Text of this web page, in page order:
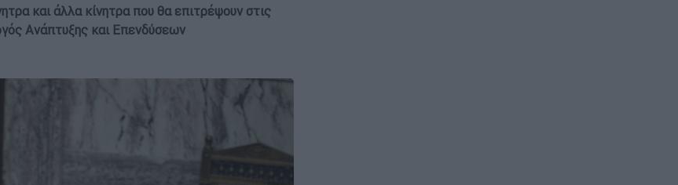
και άλλα κίνητρα που θα επιτρέψουν στις
Ανάπτυξης και Επενδύσεων